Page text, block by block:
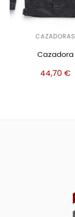
CAZADORAS
Cazadora
44,70 €